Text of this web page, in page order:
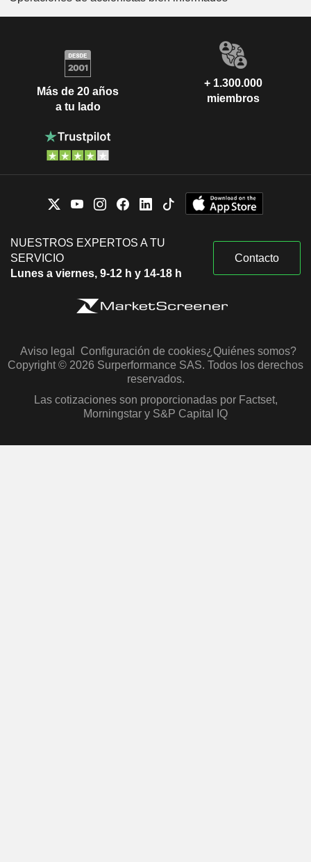
Más de 20 años
a tu lado
+ 1.300.000
miembros
NUESTROS EXPERTOS A TU
SERVICIO
Lunes a viernes, 9-12 h y 14-18 h
Contacto
Aviso legal Configuración de cookies¿Quiénes somos?
Copyright © 2026 Surperformance SAS. Todos los derechos
reservados.
Las cotizaciones son proporcionadas por Factset,
Morningstar y S&P Capital IQ